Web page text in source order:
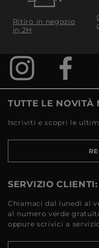
Ritiro in negozio
in 2H
TUTTE LE
Iscriviti e scopri le
SERVIZIO CLIENTI:
Chiamaci dal lunedì al
al numero verde
oppure scrivici a